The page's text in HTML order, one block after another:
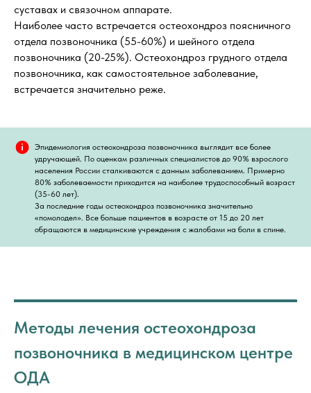
суставах и связочном аппарате.
Наиболее часто встречается остеохондроз поясничного
отдела позвоночника (55-60%) и шейного отдела
позвоночника (20-25%). Остеохондроз грудного отдела
позвоночника, как самостоятельное заболевание,
встречается значительно реже.
Эпидемиология остеохондроза позвоночника выглядит все более
удручающей. По оценкам различных специалистов до 90% взрослого
населения России сталкиваются с данным заболеванием. Примерно
80% заболеваемости приходится на наиболее трудоспособный возраст
(35-60 лет).
За последние годы остеохондроз позвоночника значительно
«помолодел». Все больше пациентов в возрасте от 15 до 20 лет
обращаются в медицинские учреждения с жалобами на боли в спине.
Методы лечения остеохондроза
позвоночника в медицинском центре
ОДА